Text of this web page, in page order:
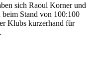
sich Raoul Korner und
Stand von 100:100
Klubs kurzerhand für